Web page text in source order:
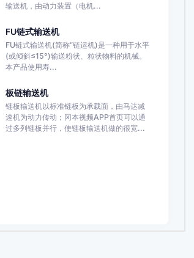
输送机，由动力装置（电机...
FU链式输送机
FU链式输送机(简称“链运机)是一种用于水平
(或倾斜≤15°)输送粉状、粒状物料的机械。
本产品使用寿...
板链输送机
链板输送机以标准链板为承载面，由马达减
速机为动力传动；冈本视频APP首页可以通
过多列链板并行，使链板输送机做的很宽...